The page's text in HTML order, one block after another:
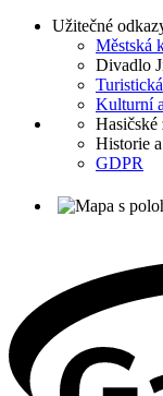
Užitečné
Městská
Divadlo
Kulturní
Hasičské
Historie
GDPR